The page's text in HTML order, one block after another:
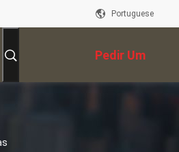
Portuguese
Pedir Um
Orçamento